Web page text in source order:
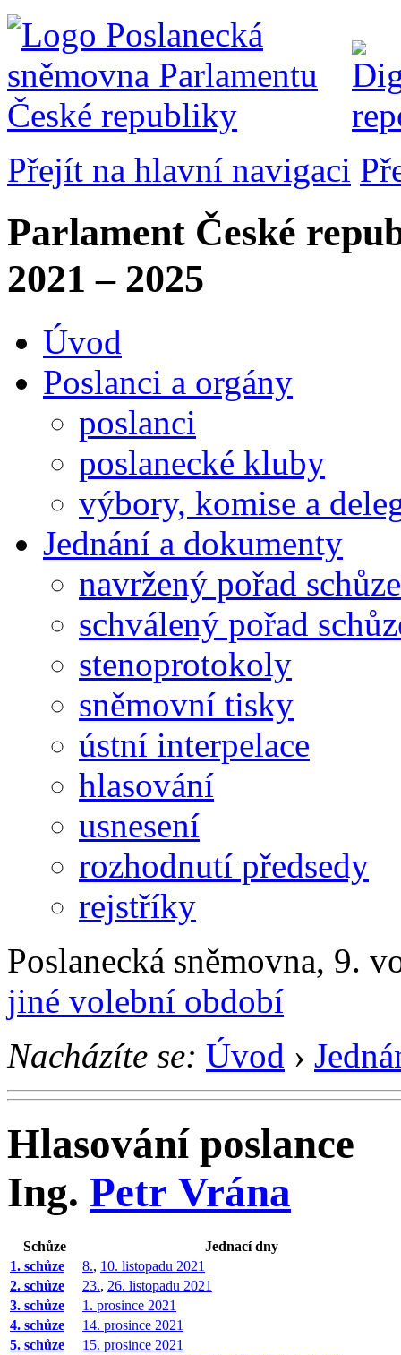
Přejít na hlavní navigaci
Parlament České
2021 – 2025
Úvod
Poslanci a orgány
poslanci
poslanecké kluby
výbory, komise a
Jednání a dokumenty
navržený pořad schůze
schválený pořad
stenoprotokoly
sněmovní tisky
ústní interpelace
hlasování
usnesení
rozhodnutí předsedy
rejstříky
Poslanecká sněmovna, 9.
jiné volební období
Nacházíte se: Úvod ›
Hlasování poslance
Ing. Petr Vrána
Schůze
Jednací dny
1. schůze
8., 10. listopadu 2021
2. schůze
23., 26. listopadu 2021
3. schůze
1. prosince 2021
4. schůze
14. prosince 2021
5. schůze
15. prosince 2021